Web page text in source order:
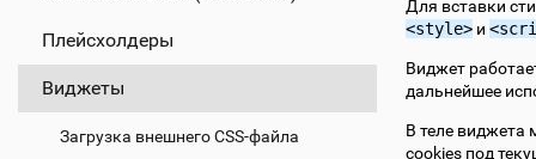
Плейсхолдеры
Виджеты
Загрузка внешнего CSS-файла
Для вставки
<style> и
Виджет
дальнейшее
В теле виджета
cookies под